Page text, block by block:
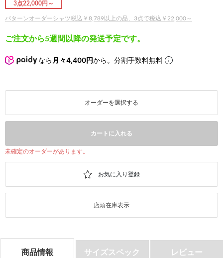
3点22,000円～
パターンオーダーシャツ税込￥8,789以上の品、3点で税込￥22,000～
ご注文から5週間以降の発送予定です。
なら 月々4,400円から。分割手数料無料
オーダーを選択する
カートに入れる
未確定のオーダーがあります。
店頭在庫表示
商品情報 サイズスペック レビュー